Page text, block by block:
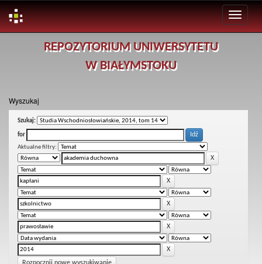
REPOZYTORIUM UNIWERSYTETU
W BIAŁYMSTOKU
Wyszukaj
Szukaj:
for
Aktualne filtry: